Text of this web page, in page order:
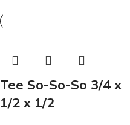
Tee So-So-So 3/4 x
1/2 x 1/2